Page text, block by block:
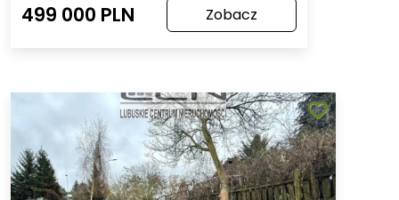
499 000 PLN Zobacz